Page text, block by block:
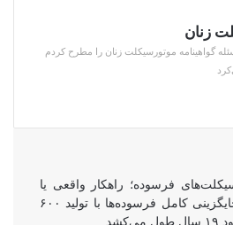
زنان
گواهینامه موتورسیکلت زنان را مطرح کردم
فرسوده؛ راهکار واقعی یا
بازی با منابع کشور؟ / جایگزینی کامل فرسوده‌ها با تولید ۶۰۰